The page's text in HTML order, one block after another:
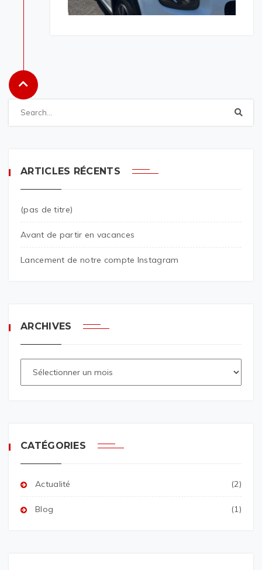
ARTICLES RÉCENTS
(pas de titre)
Avant de partir en vacances
Lancement de notre compte Instagram
ARCHIVES
CATÉGORIES
Actualité (2)
Blog (1)